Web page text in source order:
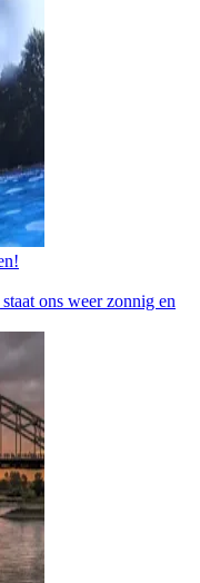
ons weer zonnig en